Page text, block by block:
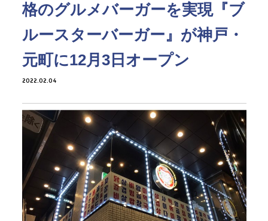
格のグルメバーガーを実現『ブ
ルースターバーガー』が神戸・
元町に12月3日オープン
2022.02.04